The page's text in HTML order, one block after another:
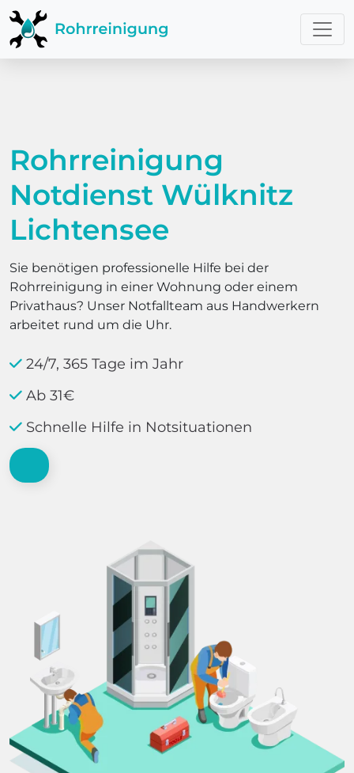
Rohrreinigung
Notdienst Wülknitz
Lichtensee
Sie benötigen professionelle Hilfe bei der
Rohrreinigung in einer Wohnung oder einem
Privathaus? Unser Notfallteam aus Handwerkern
arbeitet rund um die Uhr.
24/7, 365 Tage im Jahr
Ab 31€
Schnelle Hilfe in Notsituationen